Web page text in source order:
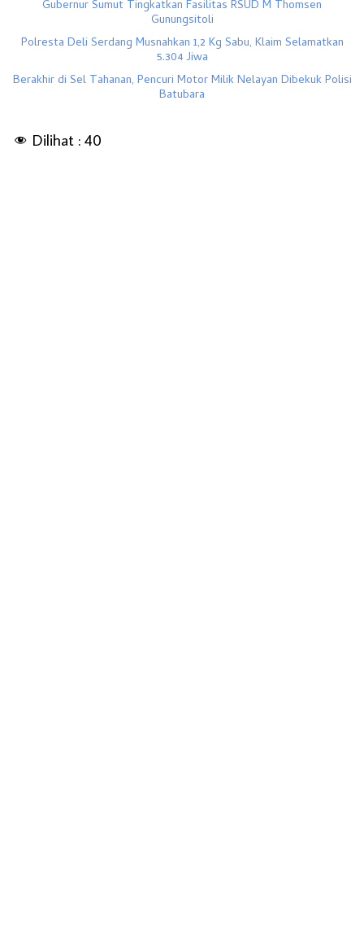
Gubernur Sumut Tingkatkan Fasilitas RSUD M Thomsen
Gunungsitoli
Polresta Deli Serdang Musnahkan 1,2 Kg Sabu, Klaim Selamatkan
5.304 Jiwa
Berakhir di Sel Tahanan, Pencuri Motor Milik Nelayan Dibekuk Polisi
Batubara
Dilihat : 40